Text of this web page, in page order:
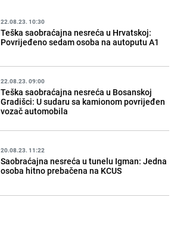
22.08.23. 10:30
Teška saobraćajna nesreća u Hrvatskoj:
Povrijeđeno sedam osoba na autoputu A1
22.08.23. 09:00
Teška saobraćajna nesreća u Bosanskoj
Gradišci: U sudaru sa kamionom povrijeđen
vozač automobila
20.08.23. 11:22
Saobraćajna nesreća u tunelu Igman: Jedna
osoba hitno prebačena na KCUS